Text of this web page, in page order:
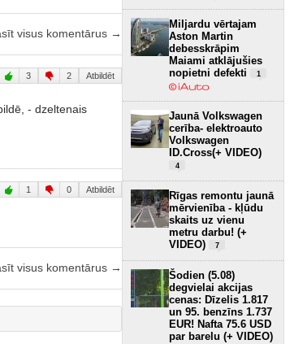
visus komentārus →
3 2 Atbildēt
- dzeltenais
1 0 Atbildēt
visus komentārus →
Miljardu vērtajam
Aston Martin
debesskrāpim
Maiami atklājušies
nopietni defekti
1
Jaunā Volkswagen
cerība- elektroauto
Volkswagen
ID.Cross(+ VIDEO)
4
Rīgas remontu jaunā
mērvienība - kļūdu
skaits uz vienu
metru darbu! (+
VIDEO)
7
Šodien (5.08)
degvielai akcijas
cenas: Dīzelis 1.817
un 95. benzīns 1.737
EUR! Nafta 75.6 USD
par barelu (+ VIDEO)